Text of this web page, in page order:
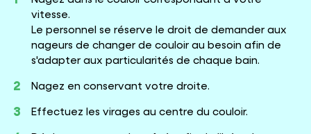
vitesse.
Le personnel se réserve le droit de demander aux
nageurs de changer de couloir au besoin afin de
s'adapter aux particularités de chaque bain.
Nagez en conservant votre droite.
Effectuez les virages au centre du couloir.